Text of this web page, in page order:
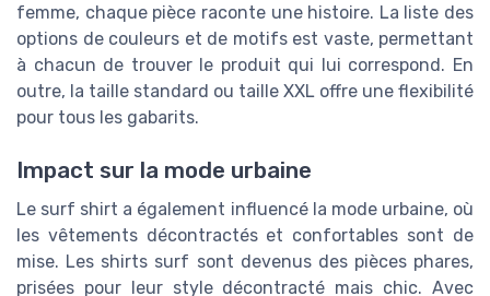
femme, chaque pièce raconte une histoire. La liste des
options de couleurs et de motifs est vaste, permettant
à chacun de trouver le produit qui lui correspond. En
outre, la taille standard ou taille XXL offre une flexibilité
pour tous les gabarits.
Impact sur la mode urbaine
Le surf shirt a également influencé la mode urbaine, où
les vêtements décontractés et confortables sont de
mise. Les shirts surf sont devenus des pièces phares,
prisées pour leur style décontracté mais chic. Avec